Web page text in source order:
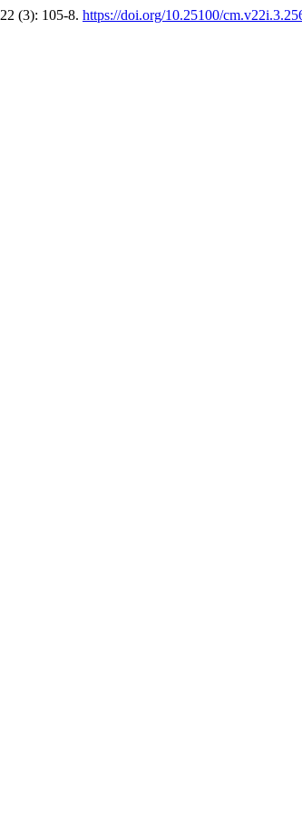
22 (3): 105-8. https://doi.org/10.25100/